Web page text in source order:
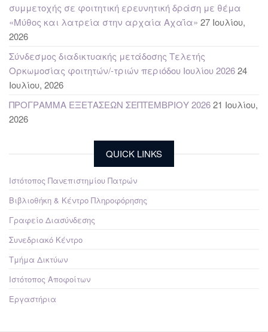
συμμετοχής σε φοιτητική ερευνητική δράση με θέμα
«Μύθος και λατρεία στην αρχαία Αχαΐα» 27 Ιουλίου,
2026
Σύνδεσμος διαδικτυακής μετάδοσης Τελετής
Ορκωμοσίας φοιτητών/-τριών περιόδου Ιουλίου 202624
Ιουλίου, 2026
ΠΡΟΓΡΑΜΜΑ ΕΞΕΤΑΣΕΩΝ ΣΕΠΤΕΜΒΡΙΟΥ 202621 Ιουλίου,
2026
QUICK LINKS
Ιστότοπος Πανεπιστημίου Πατρών
Βιβλιοθήκη & Κέντρο Πληροφόρησης
Γραφείο Διασύνδεσης
Συνεδριακό Κέντρο
Τμήμα Δικτύων
Ιστότοπος Αποφοίτων
Εργαστήρια